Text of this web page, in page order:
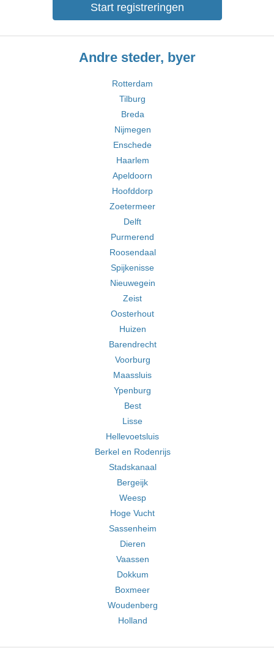
Start registreringen
Andre steder, byer
Rotterdam
Tilburg
Breda
Nijmegen
Enschede
Haarlem
Apeldoorn
Hoofddorp
Zoetermeer
Delft
Purmerend
Roosendaal
Spijkenisse
Nieuwegein
Zeist
Oosterhout
Huizen
Barendrecht
Voorburg
Maassluis
Ypenburg
Best
Lisse
Hellevoetsluis
Berkel en Rodenrijs
Stadskanaal
Bergeijk
Weesp
Hoge Vucht
Sassenheim
Dieren
Vaassen
Dokkum
Boxmeer
Woudenberg
Holland